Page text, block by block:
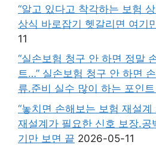
“알고 있다고 착각하는 보험
상식 바로잡기 헷갈리면 여기
11
“실손보험 청구 안 하면 정말
트…” 실손보험 청구 안 하면
류.준비 실수 많이 하는 포인
“놓치면 손해보는 보험 재설
재설계가 필요한 신호 보장.공
기만 보면 끝 2026-05-11